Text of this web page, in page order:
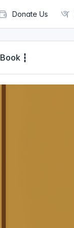
Donate Us
Book ┇